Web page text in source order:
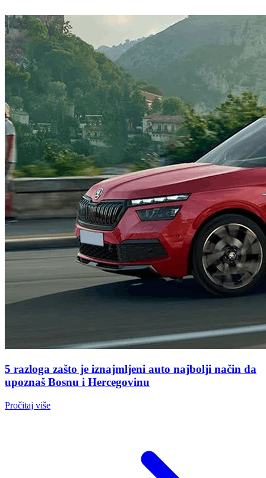
5 razloga zašto je iznajmljeni auto najbolji način da
upoznaš Bosnu i Hercegovinu
Pročitaj više